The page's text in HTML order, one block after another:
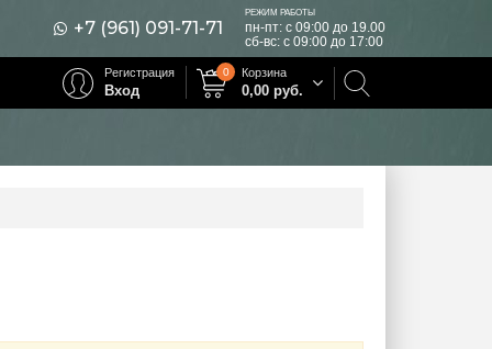
+7 (961) 091-71-71
РЕЖИМ РАБОТЫ
пн-пт: с 09:00 до 19.00
сб-вс: с 09:00 до 17:00
Корзина
0,00 руб.
0
Регистрация
Вход